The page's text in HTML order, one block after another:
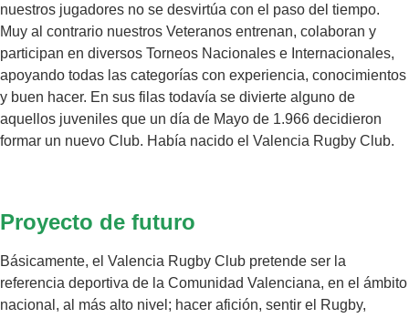
nuestros jugadores no se desvirtúa con el paso del tiempo.
Muy al contrario nuestros Veteranos entrenan, colaboran y
participan en diversos Torneos Nacionales e Internacionales,
apoyando todas las categorías con experiencia, conocimientos
y buen hacer. En sus filas todavía se divierte alguno de
aquellos juveniles que un día de Mayo de 1.966 decidieron
formar un nuevo Club. Había nacido el Valencia Rugby Club.
Proyecto de futuro
Básicamente, el Valencia Rugby Club pretende ser la
referencia deportiva de la Comunidad Valenciana, en el ámbito
nacional, al más alto nivel; hacer afición, sentir el Rugby,